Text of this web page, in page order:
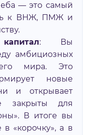
— это самый
к ВНЖ, ПМЖ и
: Вы
амбициозных
мира. Это
новые
и открывает
закрыты для
В итоге вы
в «корочку», а в